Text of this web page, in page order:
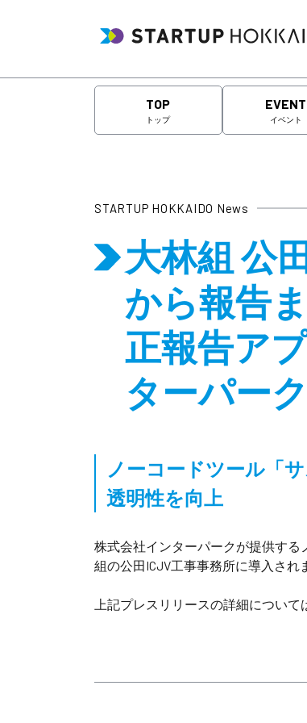
TOP
トップ
EVENT
イベント
STARTUP HOKKAIDO News
大林組 公
から報告
正報告ア
ターパーク
ノーコードツール「
透明性を向上
株式会社インターパークが提供す
組の公田ICJV工事事務所に導入され
上記プレスリリースの詳細について